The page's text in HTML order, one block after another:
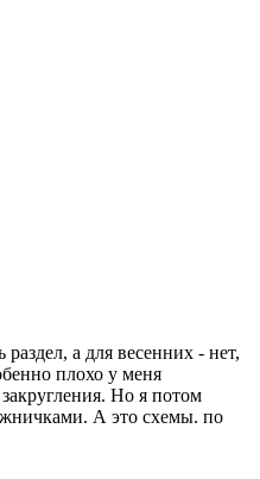
а для весенних - нет,
плохо у меня
Но я потом
А это схемы. по